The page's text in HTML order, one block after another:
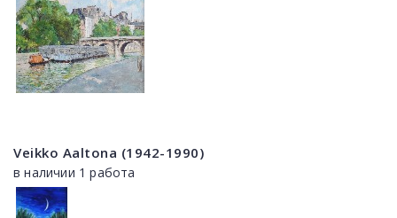
Veikko Aaltona (1942-1990)
в наличии 1 работа